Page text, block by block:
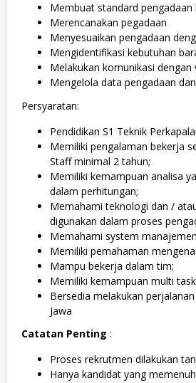
Membuat standard pengadaan
Merencanakan pegadaan
Menyesuaikan pengadaan
Mengidentifikasi kebutuhan
Melakukan komunikasi
Mengelola data pengadaan
Persyaratan:
Pendidikan S1 Teknik
Memiliki pengalaman bekerja
Staff minimal 2 tahun;
Memiliki kemampuan analisa
dalam perhitungan;
Memahami teknologi dan /
digunakan dalam proses
Memahami system
Memiliki pemahaman
Mampu bekerja dalam tim;
Memiliki kemampuan multi
Bersedia melakukan
Jawa
Catatan Penting :
Proses rekrutmen dilakukan
Hanya kandidat yang